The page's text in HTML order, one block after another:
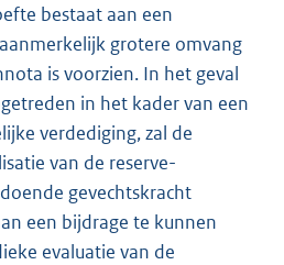
bestaat aan een
grotere omvang
is voorzien. In het geval
in het kader van een
verdediging, zal de
van de reserve-
gevechtskracht
een bijdrage te kunnen
evaluatie van de